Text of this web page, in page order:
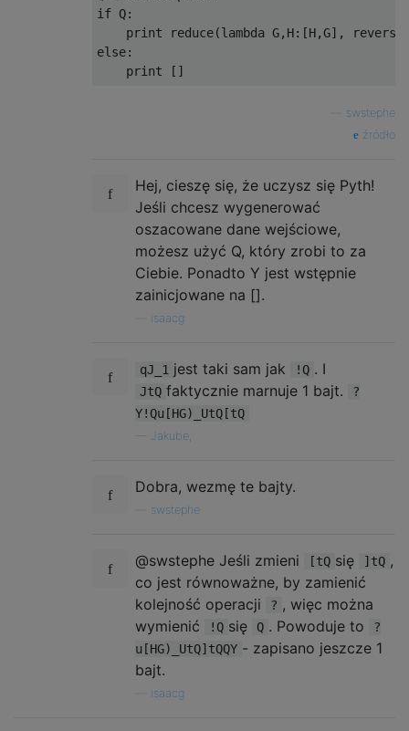
if Q:
print reduce(lambda G, H:[H,G], reverse
else:
print
[]
swstephe
źródło
Hej, cieszę się, że uczysz się Pyth!
Jeśli chcesz wygenerować
oszacowane dane wejściowe,
możesz użyć Q, który zrobi to za
Ciebie. Ponadto Y jest wstępnie
zainicjowane na [].
isaacg
qJ_1 jest taki sam jak !Q . I
JtQ faktycznie marnuje 1 bajt.
?
Y!Qu[HG)_UtQ[tQ
Jakube,
Dobra, wezmę te bajty.
swstephe
@swstephe Jeśli zmieni [tQ się ]tQ ,
co jest równoważne, by zamienić
kolejność operacji
? , więc można
wymienić
!Q się Q . Powoduje to
?
u[HG)_UtQ]tQQY - zapisano jeszcze 1
bajt.
isaacg